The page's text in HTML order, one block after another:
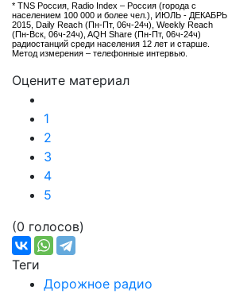
* TNS Россия, Radio Index – Россия (города с
населением 100 000 и более чел.), ИЮЛЬ - ДЕКАБРЬ
2015, Daily Reach (Пн-Пт, 06ч-24ч), Weekly Reach
(Пн-Вск, 06ч-24ч), AQH Share (Пн-Пт, 06ч-24ч)
радиостанций среди населения 12 лет и старше.
Метод измерения – телефонные интервью.
Оцените материал
1
2
3
4
5
(0 голосов)
Теги
Дорожное радио